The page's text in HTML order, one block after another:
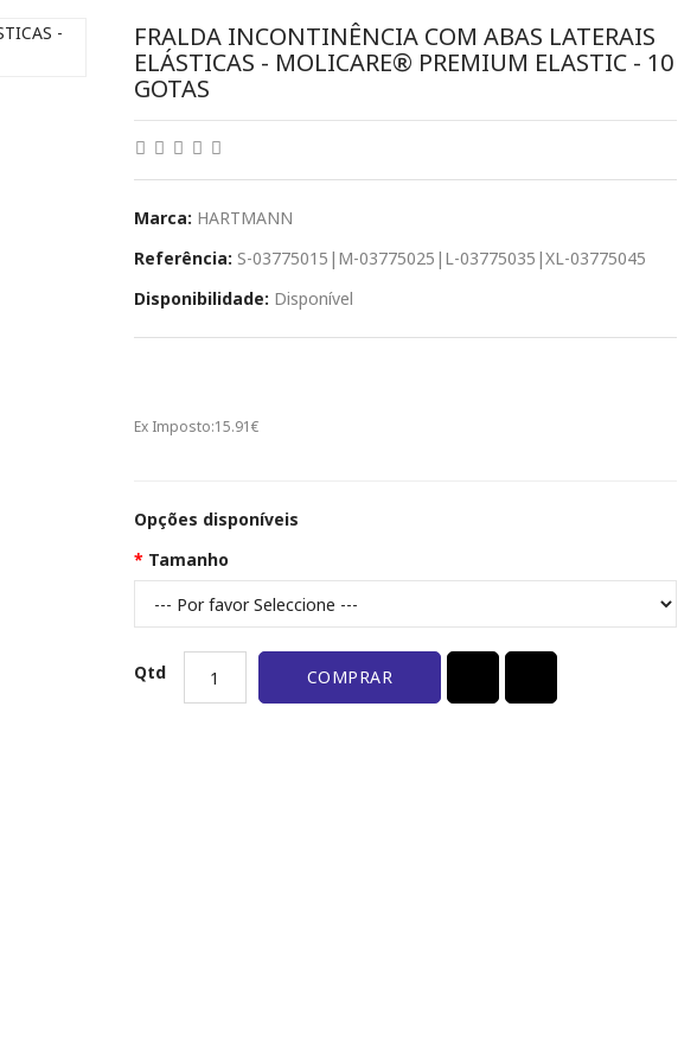
FRALDA INCONTINÊNCIA COM ABAS LATERAIS
ELÁSTICAS - MOLICARE® PREMIUM ELASTIC - 10
GOTAS
Marca: HARTMANN
Referência: S-03775015|M-03775025|L-03775035|XL-03775045
Disponibilidade: Disponível
Ex Imposto:15.91€
Opções disponíveis
Tamanho
Qtd COMPRAR